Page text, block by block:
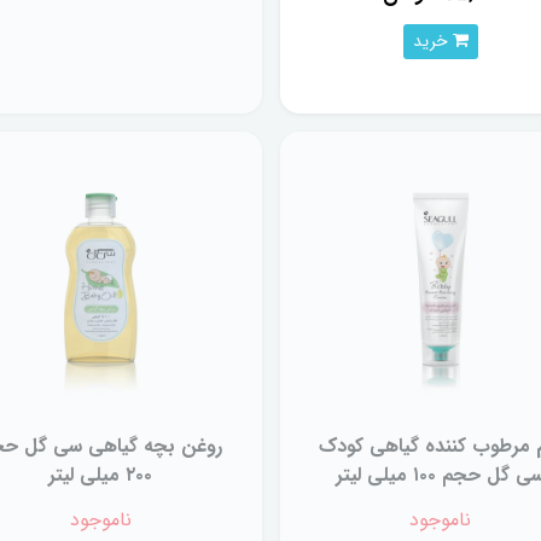
خرید
مرطوب کننده گیاهی کودک
گل حجم ۱۰۰ میلی لیتر
ناموجود
روغن بچه گیاهی سی گل
۲۰۰ میلی لیتر
ناموجود